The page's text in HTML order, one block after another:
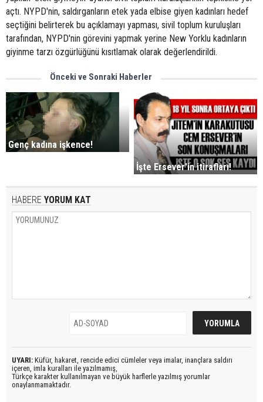
açtı. NYPD'nin, saldırganların etek yada elbise giyen kadınları hedef
seçtiğini belirterek bu açıklamayı yapması, sivil toplum kuruluşları
tarafından, NYPD'nin görevini yapmak yerine New Yorklu kadınların
giyinme tarzı özgürlüğünü kısıtlamak olarak değerlendirildi.
Önceki ve Sonraki Haberler
Genç kadına işkence!
İşte Ersever'in itirafları!
HABERE YORUM KAT
UYARI: Küfür, hakaret, rencide edici cümleler veya imalar, inançlara saldırı
içeren, imla kuralları ile yazılmamış,
Türkçe karakter kullanılmayan ve büyük harflerle yazılmış yorumlar
onaylanmamaktadır.